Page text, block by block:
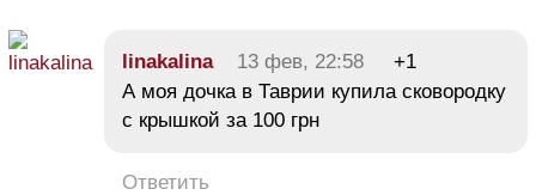
linakalina 13 фев, 22:58
+1
А моя дочка в Таврии купила сковородку
с крышкой за 100 грн
Ответить